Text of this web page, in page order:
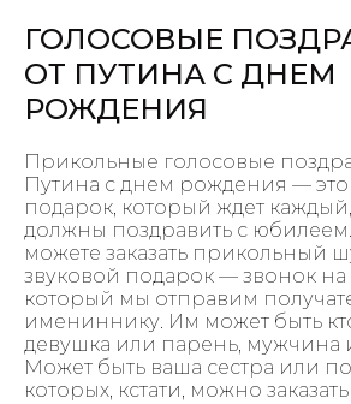
ГОЛОСОВЫЕ
ОТ ПУТИНА С ДНЕМ
РОЖДЕНИЯ
Прикольные голосовые
Путина с днем рождения — это
подарок, который ждет каждый,
должны поздравить с
можете заказать прикольный
звуковой подарок — звонок
который мы отправим
имениннику. Им может быть
девушка или парень,
Может быть ваша сестра или
которых, кстати, можно